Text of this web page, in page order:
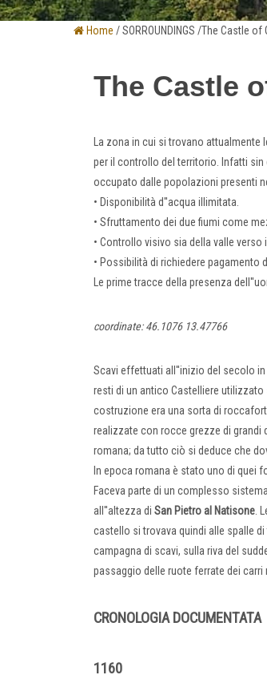
Home / SORROUNDINGS /The Castle
The Castle
La zona in cui si trovano attualmente
per il controllo del territorio. Infatti
occupato dalle popolazioni presenti
• Disponibilità d''acqua illimitata.
• Sfruttamento dei due fiumi come
• Controllo visivo sia della valle verso
• Possibilità di richiedere pagamento
Le prime tracce della presenza
coordinate: 46.1076 13.47766
Scavi effettuati all''inizio del secolo
resti di un antico Castelliere
costruzione era una sorta di
realizzate con rocce grezze di
romana; da tutto ciò si deduce che
In epoca romana è stato uno di quei
Faceva parte di un complesso
all''altezza di San Pietro al Natisone.
castello si trovava quindi alle spalle
campagna di scavi, sulla riva del
passaggio delle ruote ferrate dei
CRONOLOGIA DOCUMENTATA
1160